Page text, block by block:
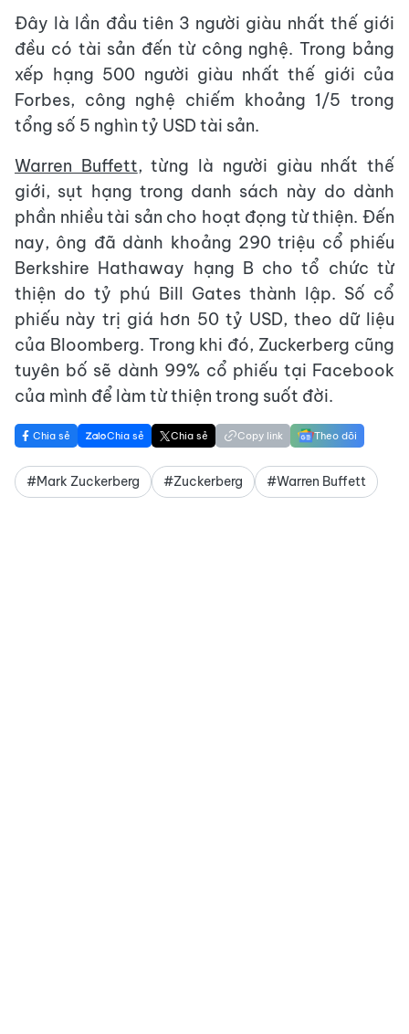
Đây là lần đầu tiên 3 người giàu nhất thế giới
đều có tài sản đến từ công nghệ. Trong bảng
xếp hạng 500 người giàu nhất thế giới của
Forbes, công nghệ chiếm khoảng 1/5 trong
tổng số 5 nghìn tỷ USD tài sản.
Warren Buffett, từng là người giàu nhất thế
giới, sụt hạng trong danh sách này do dành
phần nhiều tài sản cho hoạt đọng từ thiện. Đến
nay, ông đã dành khoảng 290 triệu cổ phiếu
Berkshire Hathaway hạng B cho tổ chức từ
thiện do tỷ phú Bill Gates thành lập. Số cổ
phiếu này trị giá hơn 50 tỷ USD, theo dữ liệu
của Bloomberg. Trong khi đó, Zuckerberg cũng
tuyên bố sẽ dành 99% cổ phiếu tại Facebook
của mình để làm từ thiện trong suốt đời.
Chia sẻ Chia sẻ Chia sẻ Copy link Theo dõi
#Mark Zuckerberg #Zuckerberg #Warren Buffett